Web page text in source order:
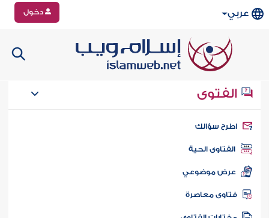
عربي دخول
الفتوى
سؤالك
الفتاوى الحية
عرض موضوعي